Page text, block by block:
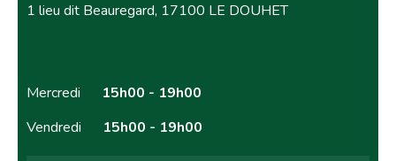
1 lieu dit Beauregard, 17100 LE DOUHET
Mercredi 15h00 - 19h00
Vendredi 15h00 - 19h00